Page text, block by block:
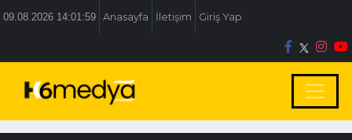
09.08.2026 14:02:00 Anasayfa İletişim Giriş Yap